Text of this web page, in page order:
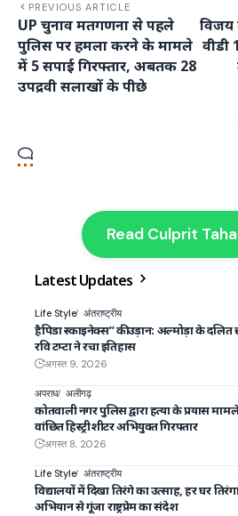
PREVIOUS ARTICLE
UP चुनाव मतगणना से पहले
पुलिस पर हमला करने के मामले
में 5 सपाई गिरफ्तार, अबतक 28
उपद्रवी सलाखों के पीछे
विजय
वीडी
Read Culprit
Latest Updates
Life Style अंतराष्ट्रीय
हैपिडा स्काइनेक्स” की उड़ान: अल्मोड़ा के दलित
रवि टम्टा ने रचा इतिहास
अगस्त 9, 2026
अपराध अलीगढ़
कोतवाली नगर पुलिस द्वारा हत्या के प्रयास
वांछित हिस्ट्रीशीटर अभियुक्त गिरफ्तार
अगस्त 8, 2026
Life Style अंतराष्ट्रीय
विद्यालयों में दिखा तिरंगे का उत्साह, हर घर
अभियान से गूंजा राष्ट्रप्रेम का संदेश